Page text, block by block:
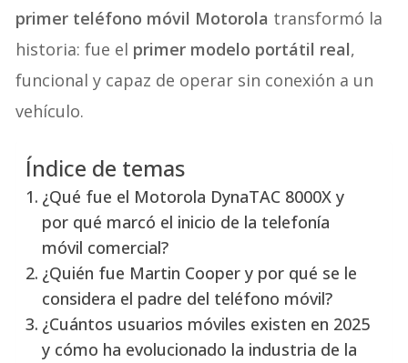
primer teléfono móvil Motorola transformó la
historia: fue el primer modelo portátil real,
funcional y capaz de operar sin conexión a un
vehículo.
Índice de temas
¿Qué fue el Motorola DynaTAC 8000X y
por qué marcó el inicio de la telefonía
móvil comercial?
¿Quién fue Martin Cooper y por qué se le
considera el padre del teléfono móvil?
¿Cuántos usuarios móviles existen en 2025
y cómo ha evolucionado la industria de la